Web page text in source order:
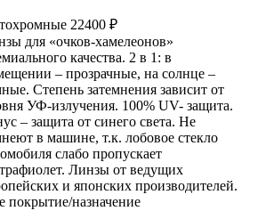
22400 ₽
для «очков-хамелеонов»
качества. 2 в 1: в
– прозрачные, на солнце –
Степень затемнения зависит от
УФ-излучения. 100% UV- защита.
– защита от синего света. Не
в машине, т.к. лобовое стекло
слабо пропускает
Линзы от ведущих
и японских производителей.
покрытие/назначение